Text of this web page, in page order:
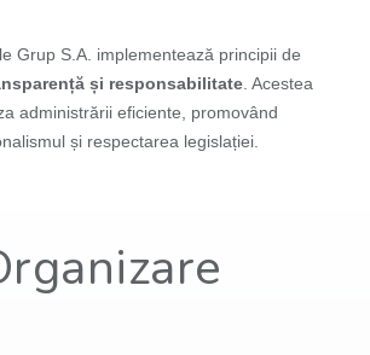
Grup S.A. implementează principii de
și responsabilitate. Acestea
administrării eficiente, promovând
și respectarea legislației.